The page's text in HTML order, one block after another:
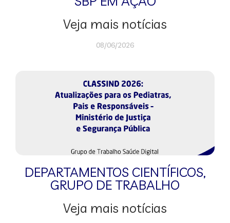
Veja mais notícias
08/06/2026
DEPARTAMENTOS CIENTÍFICOS,
GRUPO DE TRABALHO
Veja mais notícias